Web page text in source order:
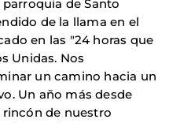
parroquia de Santo
de la llama en el
en las "24 horas que
Unidas. Nos
un camino hacia un
Un año más desde
de nuestro